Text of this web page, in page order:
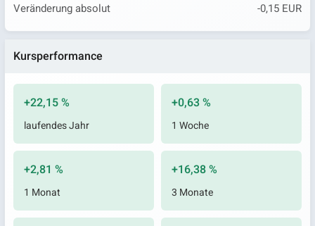
Veränderung absolut
-0,15 EUR
Kursperformance
+22,15 %
laufendes Jahr
+0,63 %
1 Woche
+2,81 %
1 Monat
+16,38 %
3 Monate